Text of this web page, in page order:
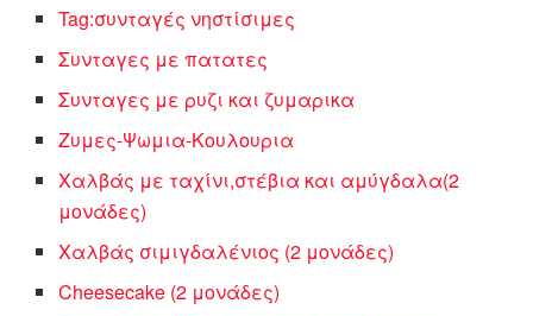
Tag:συνταγές νηστίσιμες
Συνταγες με πατατες
Συνταγες με ρυζι και ζυμαρικα
Ζυμες-Ψωμια-Κουλουρια
Χαλβάς με ταχίνι,στέβια και αμύγδαλα(2
μονάδες)
Χαλβάς σιμιγδαλένιος (2 μονάδες)
Cheesecake (2 μονάδες)